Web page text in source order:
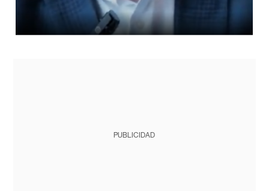
PUBLICIDAD